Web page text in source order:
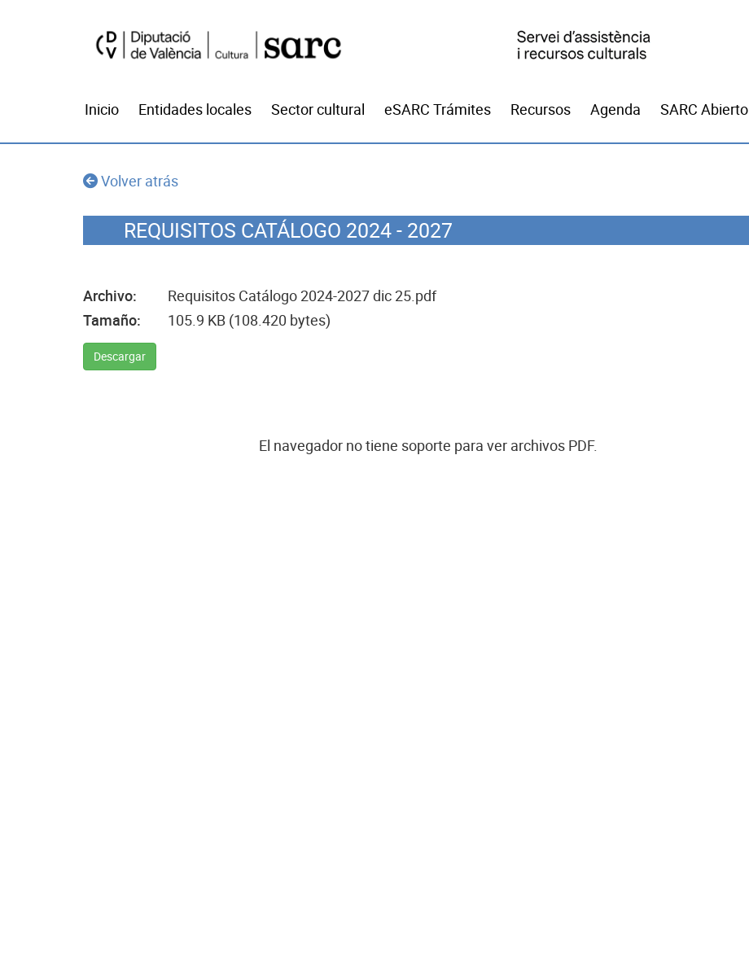
Inicio Entidades locales Sector cultural eSARC Trámites Recursos Agenda SARC Abierto
Volver atrás
REQUISITOS CATÁLOGO 2024 - 2027
Archivo:
Requisitos Catálogo 2024-2027 dic 25.pdf
Tamaño:
105.9 KB (108.420 bytes)
Descargar
El navegador no tiene soporte para ver archivos PDF.